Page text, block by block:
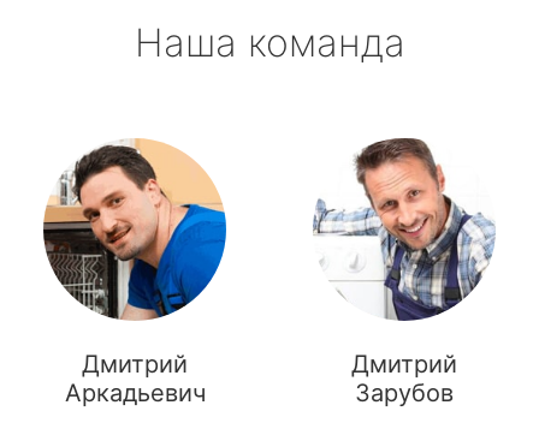
Наша команда
Дмитрий
Аркадьевич
Дмитрий
Зарубов